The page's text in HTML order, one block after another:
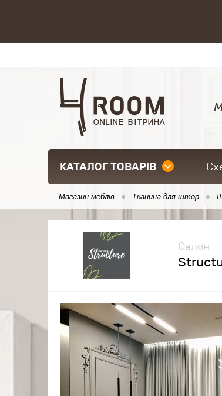
КАТАЛОГ ТОВАРІВ
Магазин меблів Тканина для штор
Салон